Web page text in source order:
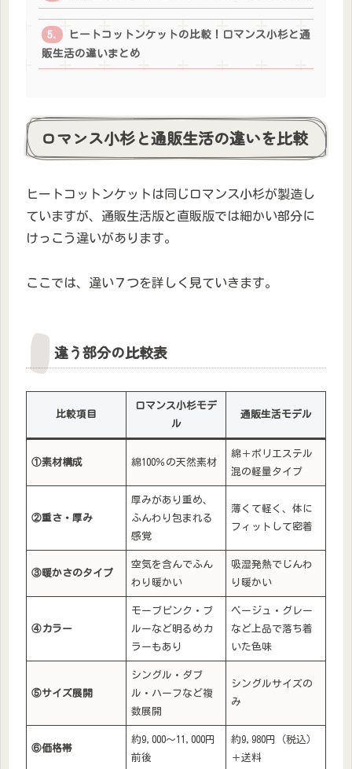
ヒートコットンケットの比較！ロマンス小杉と通
販生活の違いまとめ
ロマンス小杉と通販生活の違いを比較
ヒートコットンケットは同じロマンス小杉が製造し
ていますが、通販生活版と直販版では細かい部分に
けっこう違いがあります。
ここでは、違い７つを詳しく見ていきます。
違う部分の比較表
比較項目
ロマンス小杉モデ
ル
通販生活モデル
①素材構成 綿100％の天然素材
綿＋ポリエステル
混の軽量タイプ
②重さ・厚み
厚みがあり重め、
ふんわり包まれる
感覚
薄くて軽く、体に
フィットして密着
③暖かさのタイプ
空気を含んでふん
わり暖かい
吸湿発熱でじんわ
り暖かい
④カラー
モーブピンク・ブ
ルーなど明るめカ
ラーもあり
ベージュ・グレー
など上品で落ち着
いた色味
⑤サイズ展開
シングル・ダブ
ル・ハーフなど複
数展開
シングルサイズの
み
⑥価格帯
約9,000〜11,000円
前後
約9,980円（税込）
＋送料